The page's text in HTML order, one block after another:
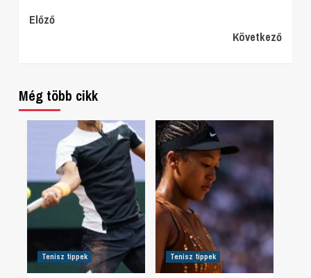
Continue
Előző
Következő
Még több cikk
Tenisz tippek Tenisz tippek